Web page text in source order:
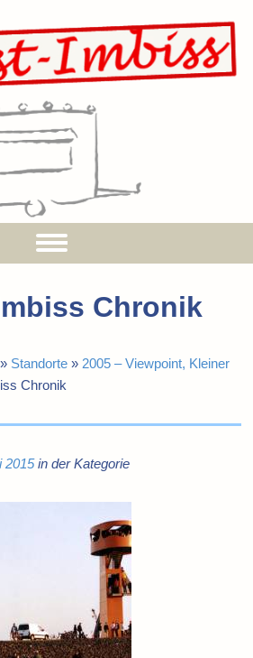
Chronik
» Standorte » 2005 – Viewpoint, Kleiner
Chronik
2015in der Kategorie